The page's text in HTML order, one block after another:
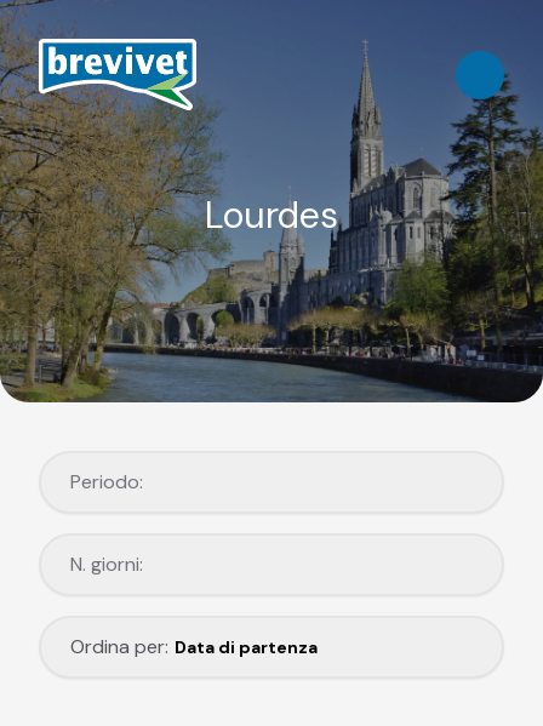
Lourdes
Periodo:
N. giorni:
Ordina per: Data di partenza